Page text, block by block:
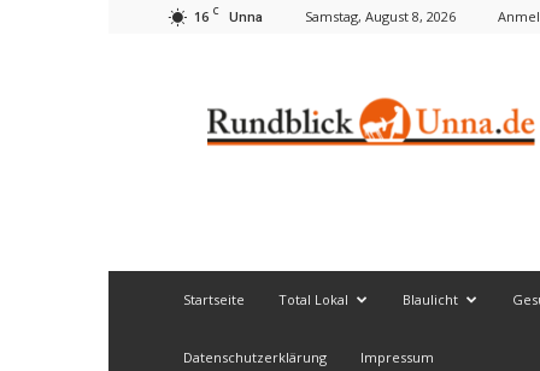
16 C Unna Samstag, August 8, 2026
Startseite Total Lokal Blaulicht
Datenschutzerklärung Impressum